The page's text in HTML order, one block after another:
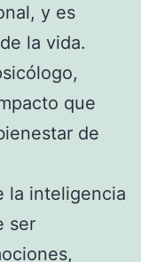
y es
la vida.
que
de
la inteligencia
ser